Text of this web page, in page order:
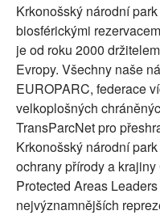
Krkonošský národní
biosférickými
je od roku 2000
Evropy. Všechny naše
EUROPARC, federace
velkoplošných
TransParcNet pro
Krkonošský národní
ochrany přírody a
Protected Areas
nejvýznamnějších